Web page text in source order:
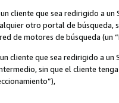
cliente que sea redirigido a
otro portal de
de motores de búsqueda (un
cliente que sea redirigido a un
sin que el cliente